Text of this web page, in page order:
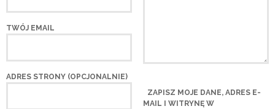
TWÓJ EMAIL
ADRES STRONY (OPCJONALNIE)
ZAPISZ MOJE DANE, ADRES E-
MAIL I WITRYNĘ W